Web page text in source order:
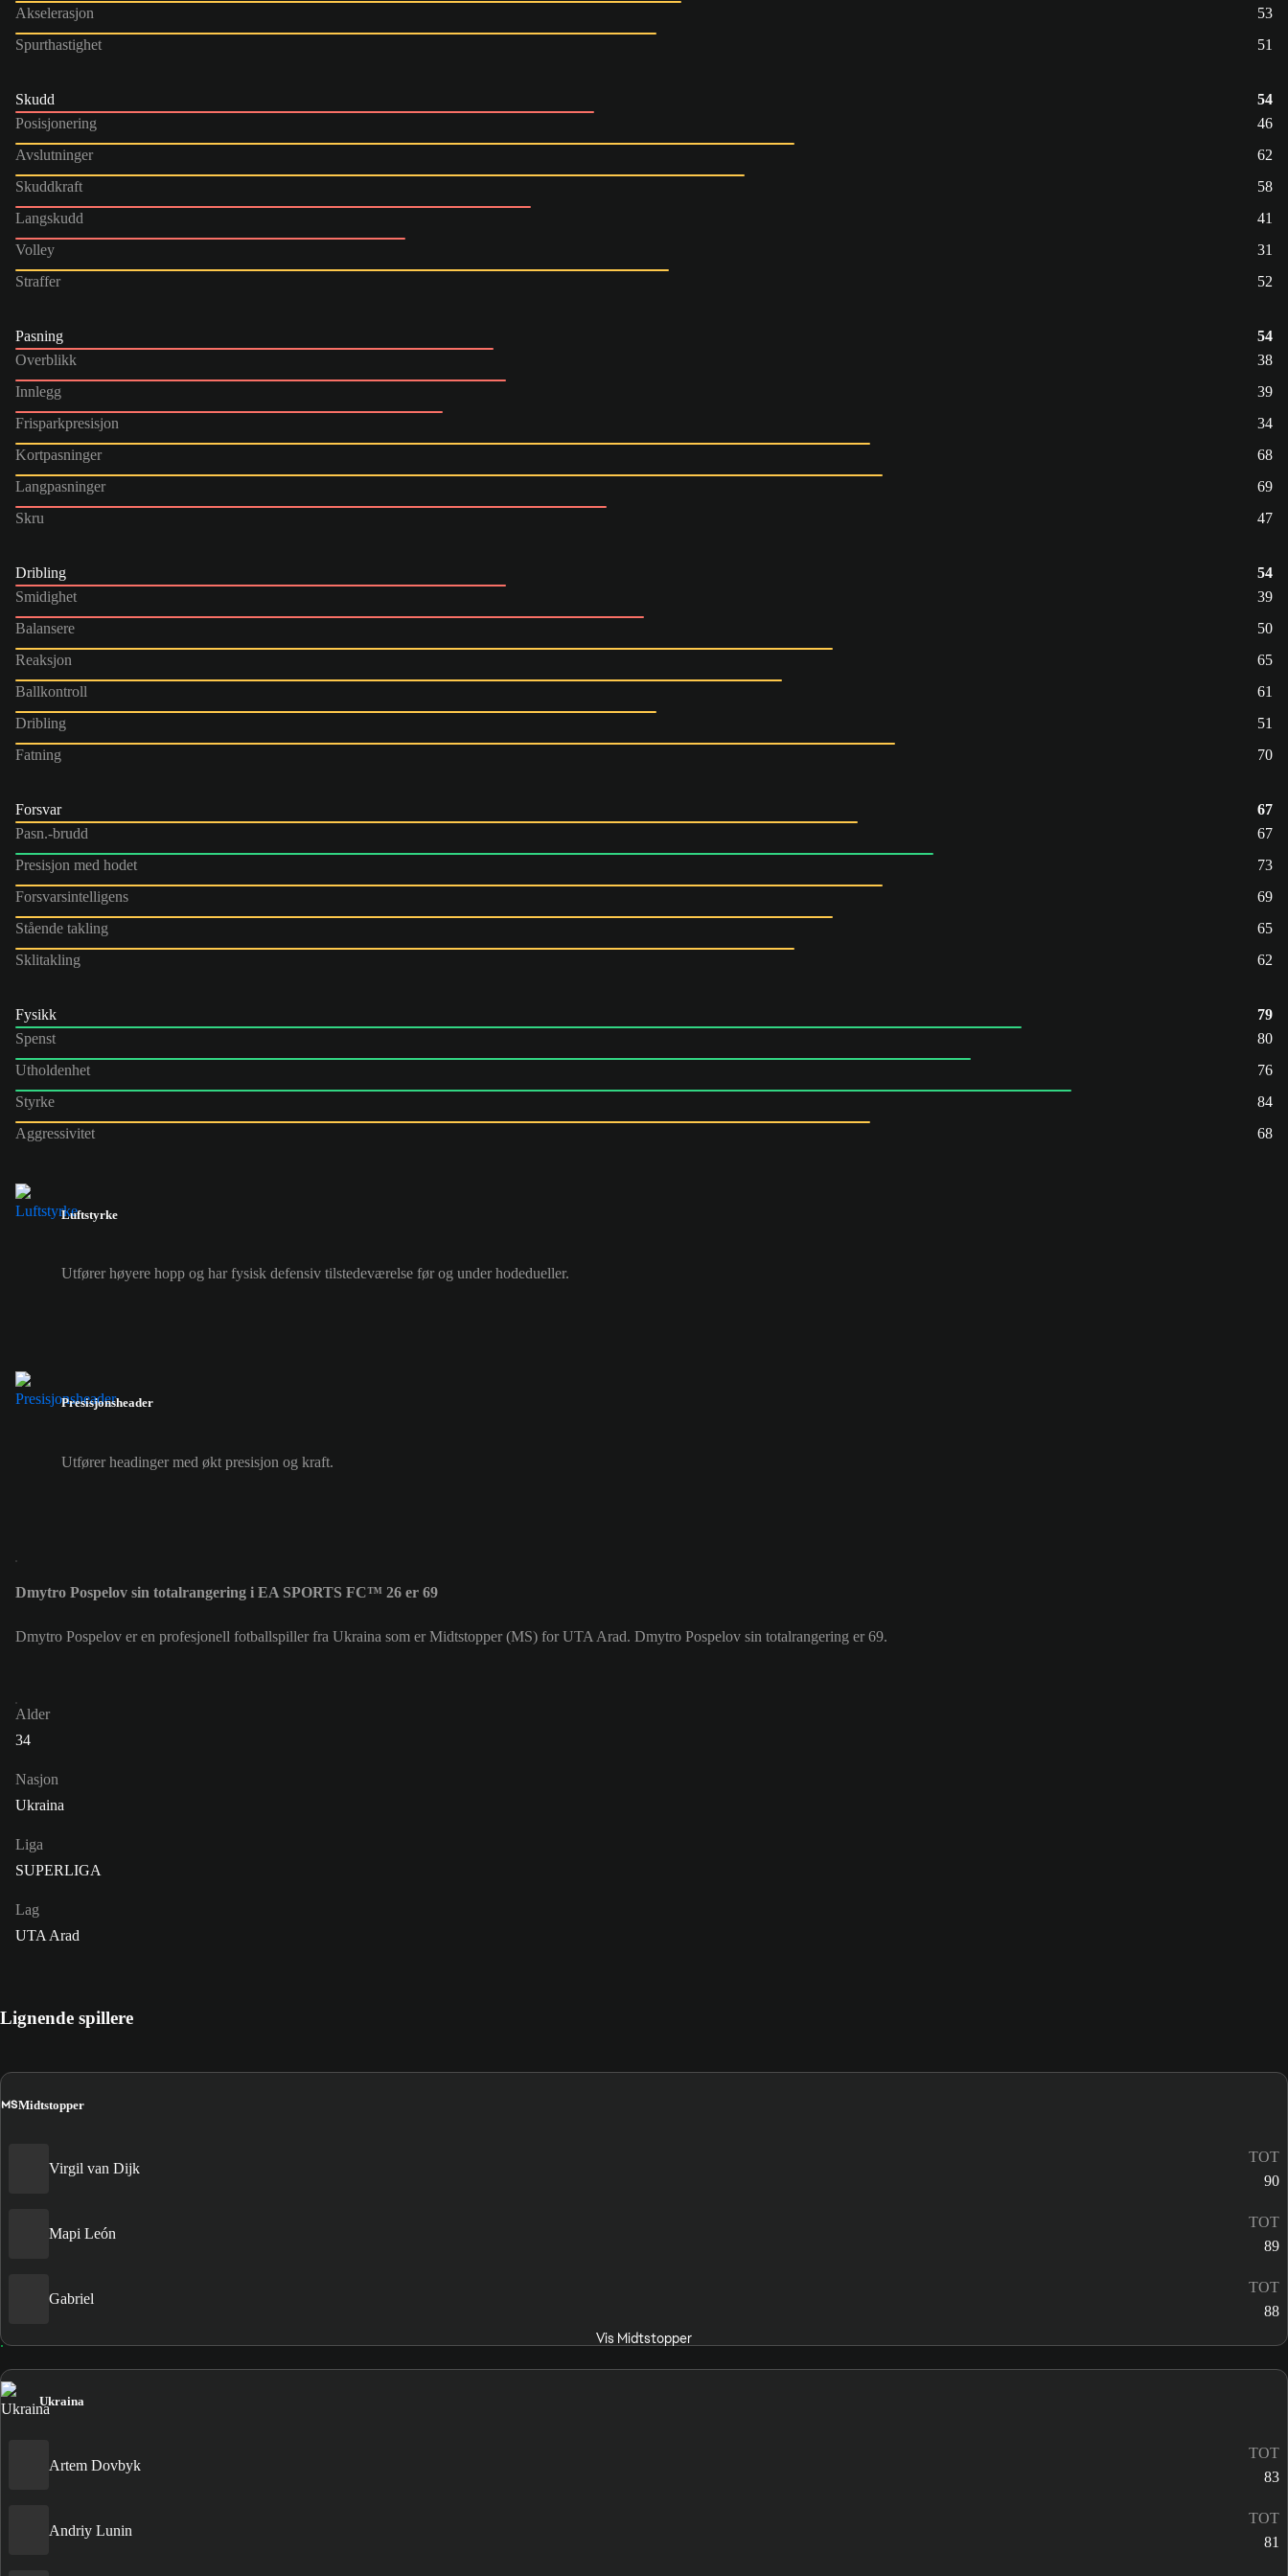
Akselerasjon
53
Spurthastighet
51
Skudd
54
Posisjonering
46
Avslutninger
62
Skuddkraft
58
Langskudd
41
Volley
31
Straffer
52
Pasning
54
Overblikk
38
Innlegg
39
Frisparkpresisjon
34
Kortpasninger
68
Langpasninger
69
Skru
47
Dribling
54
Smidighet
39
Balansere
50
Reaksjon
65
Ballkontroll
61
Dribling
51
Fatning
70
Forsvar
67
Pasn.-brudd
67
Presisjon med hodet
73
Forsvarsintelligens
69
Stående takling
65
Sklitakling
62
Fysikk
79
Spenst
80
Utholdenhet
76
Styrke
84
Aggressivitet
68
Luftstyrke
Utfører høyere hopp og har fysisk defensiv tilstedeværelse før og under hodedueller.
Presisjonsheader
Utfører headinger med økt presisjon og kraft.
Dmytro Pospelov sin totalrangering i EA SPORTS FC™ 26 er 69
Dmytro Pospelov er en profesjonell fotballspiller fra Ukraina som er Midtstopper (MS) for UTA Arad. Dmytro Pospelov sin totalrangering er 69.
Alder
34
Nasjon
Ukraina
Liga
SUPERLIGA
Lag
UTA Arad
Lignende spillere
MSMidtstopper
Virgil van Dijk
TOT
90
Mapi León
TOT
89
Gabriel
TOT
88
Vis Midtstopper
Ukraina
Artem Dovbyk
TOT
83
Andriy Lunin
TOT
81